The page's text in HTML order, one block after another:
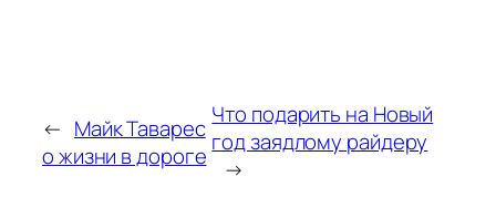
← Майк Таварес
о жизни в дороге
Что подарить на Новый
год заядлому райдеру
→